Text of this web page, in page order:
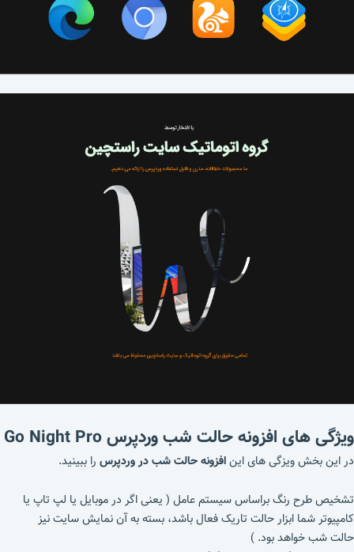
ویژگی های افزونه حالت شب وردپرس Go Night Pro
در این بخش ویزگی های اینافزونه حالت شب در وردپرس را ببینید.
تشخیص طرح رنگ براساس سیستم عامل ( یعنی اگر در موبایل یا لپ تاپ یا
کامپیوتر شما ابزار حالت تاریک فعال باشد، بسته به آن نمایش سایت نیز
حالت شب خواهد بود. )